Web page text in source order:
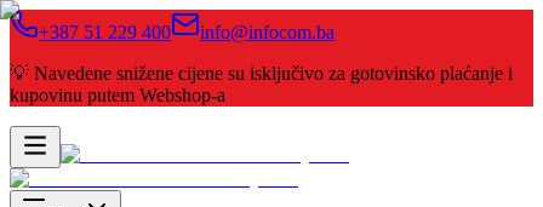
+387 51 229 400
info@infocom.ba
💡 Navedene snižene cijene su isključivo za gotovinsko plaćanje i
kupovinu putem Webshop-a